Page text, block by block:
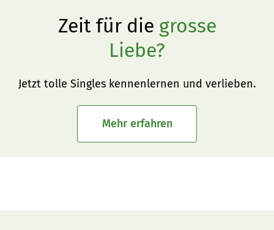
Zeit für die grosse
Liebe?
Jetzt tolle Singles kennenlernen und verlieben.
Mehr erfahren